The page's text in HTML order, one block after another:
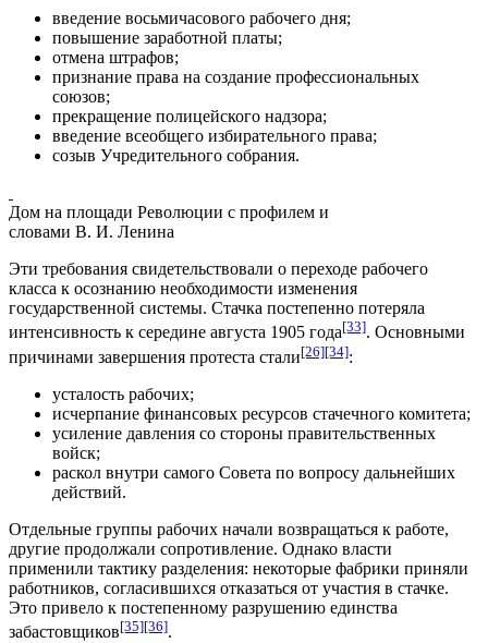
введение восьмичасового рабочего дня;
повышение заработной платы;
отмена штрафов;
признание права на создание профессиональных
союзов;
прекращение полицейского надзора;
введение всеобщего избирательного права;
созыв Учредительного собрания.
Дом на площади Революции с профилем и
словами В. И. Ленина
Эти требования свидетельствовали о переходе рабочего
класса к осознанию необходимости изменения
государственной системы. Стачка постепенно потеряла
интенсивность к середине августа 1905 года[33]. Основными
причинами завершения протеста стали[26][34]:
усталость рабочих;
исчерпание финансовых ресурсов стачечного комитета;
усиление давления со стороны правительственных
войск;
раскол внутри самого Совета по вопросу дальнейших
действий.
Отдельные группы рабочих начали возвращаться к работе,
другие продолжали сопротивление. Однако власти
применили тактику разделения: некоторые фабрики приняли
работников, согласившихся отказаться от участия в стачке.
Это привело к постепенному разрушению единства
забастовщиков[35][36].